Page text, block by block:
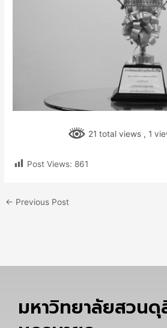
21 total views , 1
Post Views: 861
← Previous Post
มหาวิทยาลัยสวน